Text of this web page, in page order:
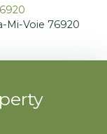
Mi-Voie 76920